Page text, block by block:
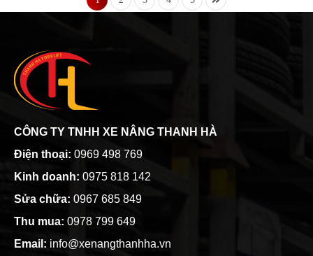
CÔNG TY TNHH XE NÂNG THANH HÀ
Điện thoại: 0969 498 769
Kinh doanh: 0975 818 142
Sửa chữa: 0967 685 849
Thu mua: 0978 799 649
Email: info@xenangthanhha.vn